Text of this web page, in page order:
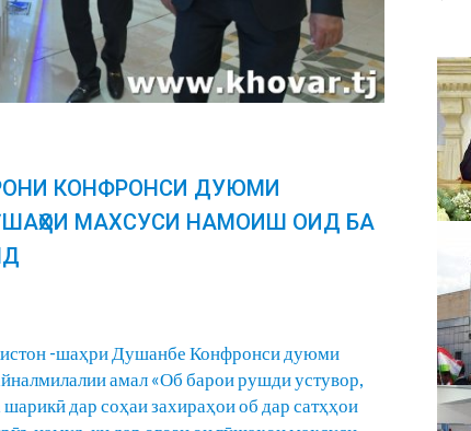
КОНФРОНСИ ДУЮМИ
МАХСУСИ НАМОИШ ОИД БА
-шаҳри Душанбе Конфронси дуюми
амал «Об барои рушди устувор,
дар соҳаи захираҳои об дар сатҳҳои